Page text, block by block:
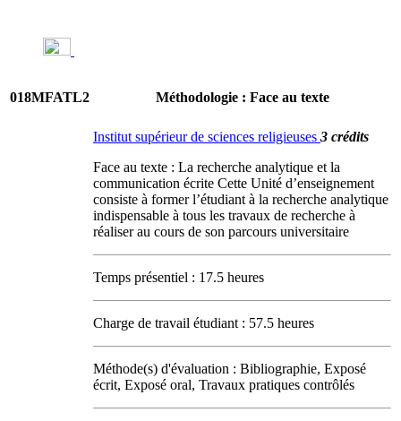
018MFATL2 Méthodologie : Face au texte
Institut supérieur de sciences religieuses 3 crédits
Face au texte : La recherche analytique et la
communication écrite Cette Unité d’enseignement
consiste à former l’étudiant à la recherche analytique
indispensable à tous les travaux de recherche à
réaliser au cours de son parcours universitaire
Temps présentiel : 17.5 heures
Charge de travail étudiant : 57.5 heures
Méthode(s) d'évaluation : Bibliographie, Exposé
écrit, Exposé oral, Travaux pratiques contrôlés